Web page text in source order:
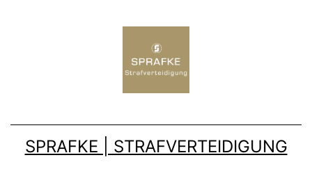
SPRAFKE | STRAFVERTEIDIGUNG